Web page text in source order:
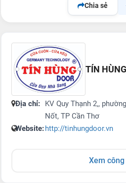
Chia sẻ
TÍN HÙNG
Địa chỉ:
KV Quy Thạnh 2,,
Nốt, TP Cần Thơ
Website:http://tinhungdoor.vn
Xem công